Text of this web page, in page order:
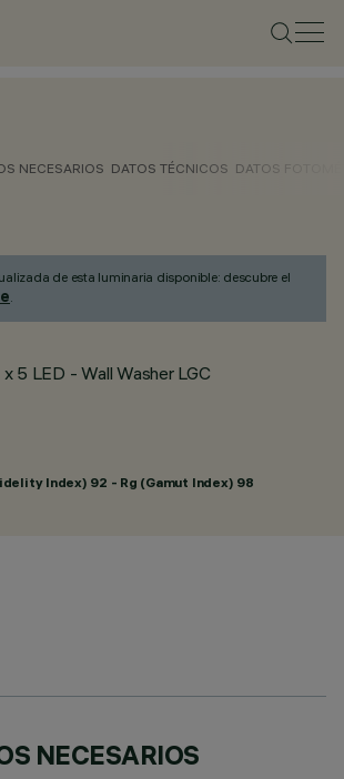
NECESARIOS DATOS TÉCNICOS DATOS
de esta luminaria disponible: descubre el
.
5 LED - Wall Washer LGC
Index) 92 - Rg (Gamut Index) 98
NECESARIOS